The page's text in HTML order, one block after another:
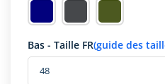
Bas - Taille FR(guide des